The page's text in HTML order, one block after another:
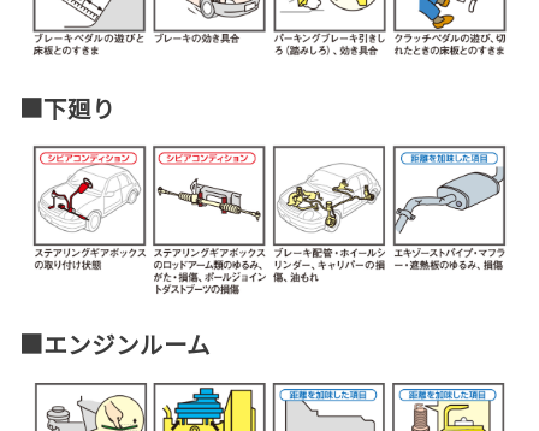
■下廻り
■エンジンルーム